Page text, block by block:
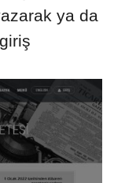
ya da